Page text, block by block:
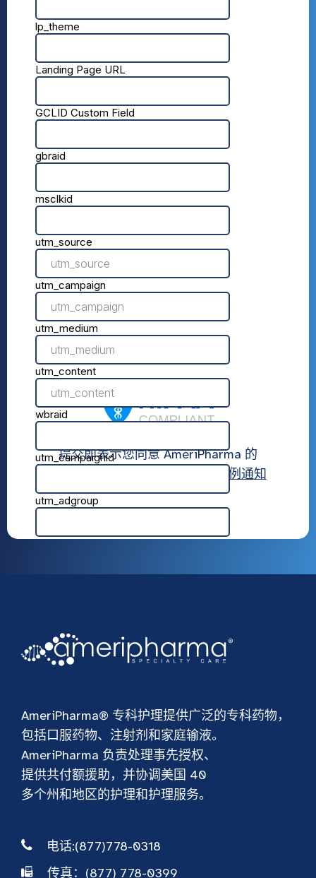
提交即表示您同意 AmeriPharma 的
隐私惯例通知
AmeriPharma® 专科护理提供广泛的专科药物，
包括口服药物、注射剂和家庭输液。
AmeriPharma 负责处理事先授权、
提供共付额援助，并协调美国 40
多个州和地区的护理和护理服务。
电话:(877)778-0318
传真：(877) 778-0399